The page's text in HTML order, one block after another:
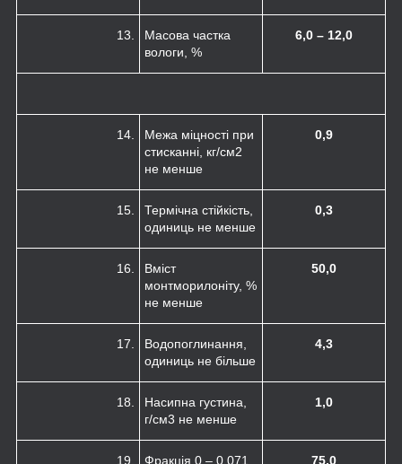
13.
Масова частка
вологи, %
6,0 – 12,0
14.
Межа міцності при
стисканні, кг/см2
не менше
0,9
15.
Термічна стійкість,
одиниць не менше
0,3
16.
Вміст
монтморилоніту, %
не менше
50,0
17.
Водопоглинання,
одиниць не більше
4,3
18.
Насипна густина,
г/см3 не менше
1,0
19.
Фракція 0 – 0,071
75,0